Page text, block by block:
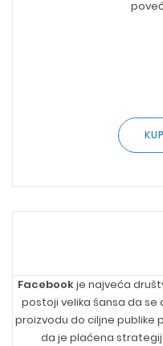
Facebook je najveća
postoji velika šansa da se
proizvodu do ciljne publike
da je plaćena